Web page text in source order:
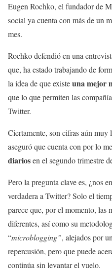
Eugen Rochko, el fundador de
social ya cuenta con más de un
mes.
Rochko defendió en una
que, ha estado trabajando de
la idea de que existeuna mejor
que lo que permiten las
Twitter.
Ciertamente, son cifras aún muy
aseguró que cuenta con por lo
diariosen el segundo trimestre
Pero la pregunta clave es, ¿nos
verdadera a Twitter? Solo el
parece que, por el momento, las
diferentes, así como su
“microblogging”, alejados por
repercusión, pero que puede
continúa sin levantar el vuelo.